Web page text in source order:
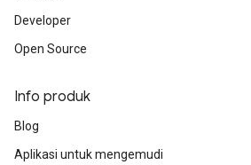
Developer
Open Source
Info produk
Blog
Aplikasi untuk mengemudi